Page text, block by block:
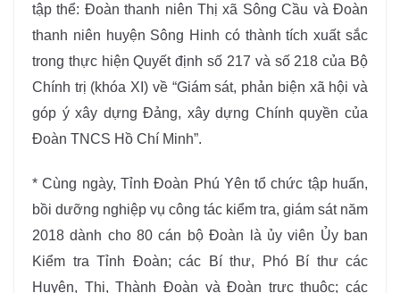
tập thể: Đoàn thanh niên Thị xã Sông Cầu và Đoàn
thanh niên huyện Sông Hinh có thành tích xuất sắc
trong thực hiện Quyết định số 217 và số 218 của Bộ
Chính trị (khóa XI) về “Giám sát, phản biện xã hội và
góp ý xây dựng Đảng, xây dựng Chính quyền của
Đoàn TNCS Hồ Chí Minh”.
* Cùng ngày, Tỉnh Đoàn Phú Yên tổ chức tập huấn,
bồi dưỡng nghiệp vụ công tác kiểm tra, giám sát năm
2018 dành cho 80 cán bộ Đoàn là ủy viên Ủy ban
Kiểm tra Tỉnh Đoàn; các Bí thư, Phó Bí thư các
Huyện, Thị, Thành Đoàn và Đoàn trực thuộc; các